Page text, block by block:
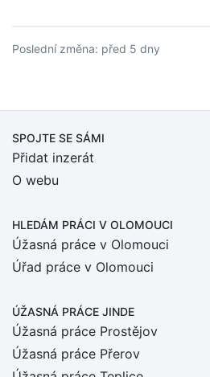
Poslední změna: před 5 dny
SPOJTE SE SÁMI
Přidat inzerát
O webu
HLEDÁM PRÁCI V OLOMOUCI
Úžasná práce v Olomouci
Úřad práce v Olomouci
ÚŽASNÁ PRÁCE JINDE
Úžasná práce Prostějov
Úžasná práce Přerov